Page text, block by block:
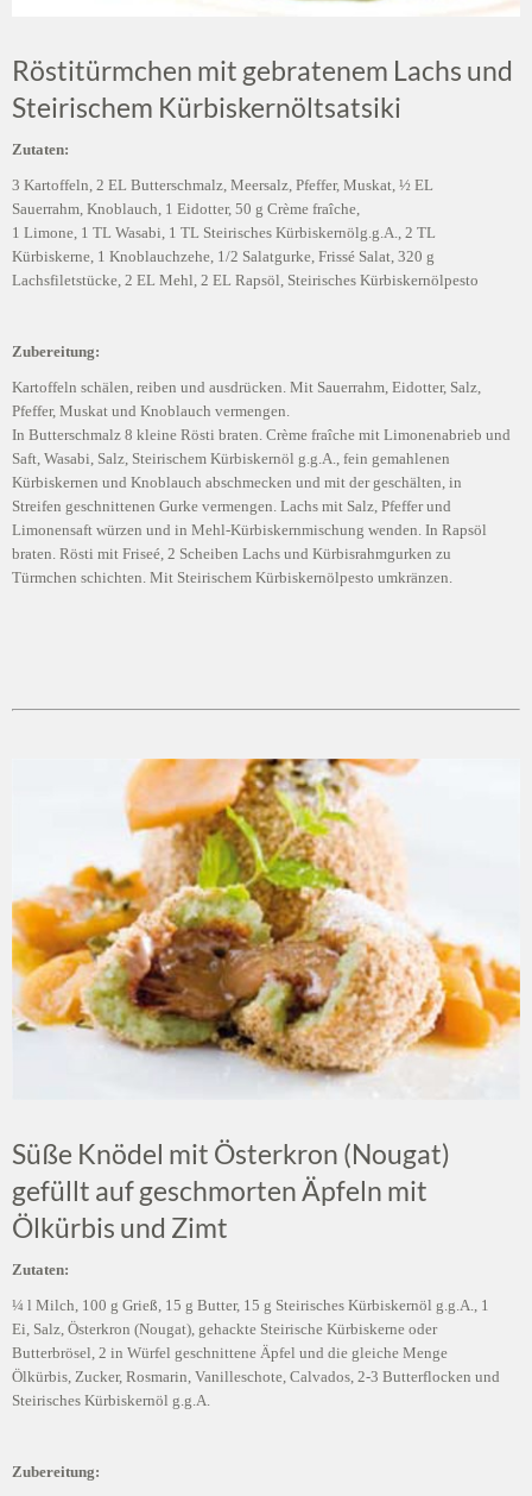
Röstitürmchen mit gebratenem Lachs und
Steirischem Kürbiskernöltsatsiki
Zutaten:
3 Kartoffeln, 2 EL Butterschmalz, Meersalz, Pfeffer, Muskat, ½ EL
Sauerrahm, Knoblauch, 1 Eidotter, 50 g Crème fraîche,
1 Limone, 1 TL Wasabi, 1 TL Steirisches Kürbiskernölg.g.A., 2 TL
Kürbiskerne, 1 Knoblauchzehe, 1/2 Salatgurke, Frissé Salat, 320 g
Lachsfiletstücke, 2 EL Mehl, 2 EL Rapsöl, Steirisches Kürbiskernölpesto
Zubereitung:
Kartoffeln schälen, reiben und ausdrücken. Mit Sauerrahm, Eidotter, Salz,
Pfeffer, Muskat und Knoblauch vermengen.
In Butterschmalz 8 kleine Rösti braten. Crème fraîche mit Limonenabrieb und
Saft, Wasabi, Salz, Steirischem Kürbiskernöl g.g.A., fein gemahlenen
Kürbiskernen und Knoblauch abschmecken und mit der geschälten, in
Streifen geschnittenen Gurke vermengen. Lachs mit Salz, Pfeffer und
Limonensaft würzen und in Mehl-Kürbiskernmischung wenden. In Rapsöl
braten. Rösti mit Friseé, 2 Scheiben Lachs und Kürbisrahmgurken zu
Türmchen schichten. Mit Steirischem Kürbiskernölpesto umkränzen.
Süße Knödel mit Österkron (Nougat)
gefüllt auf geschmorten Äpfeln mit
Ölkürbis und Zimt
Zutaten:
¼ l Milch, 100 g Grieß, 15 g Butter, 15 g Steirisches Kürbiskernöl g.g.A., 1
Ei, Salz, Österkron (Nougat), gehackte Steirische Kürbiskerne oder
Butterbrösel, 2 in Würfel geschnittene Äpfel und die gleiche Menge
Ölkürbis, Zucker, Rosmarin, Vanilleschote, Calvados, 2-3 Butterflocken und
Steirisches Kürbiskernöl g.g.A.
Zubereitung: